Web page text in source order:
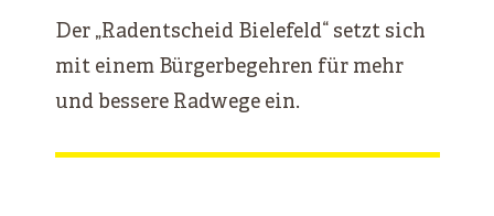
Der „Radentscheid Bielefeld“ setzt sich
mit einem Bürgerbegehren für mehr
und bessere Radwege ein.